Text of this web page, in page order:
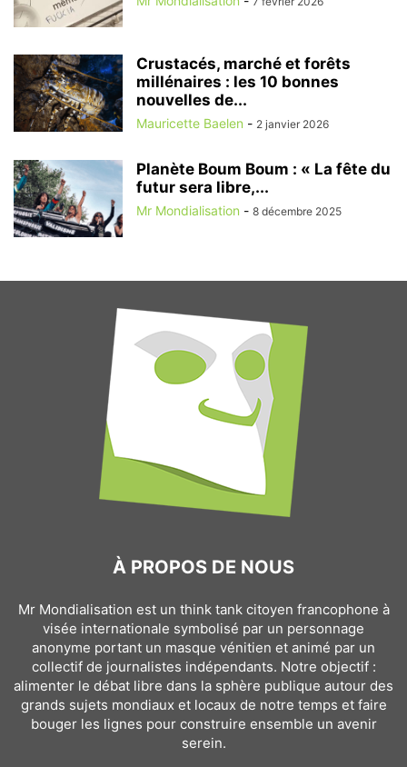
Crustacés, marché et forêts
millénaires : les 10 bonnes
nouvelles de...
Mauricette Baelen - 2 janvier 2026
Planète Boum Boum : « La fête du
futur sera libre,...
Mr Mondialisation - 8 décembre 2025
À PROPOS DE NOUS
Mr Mondialisation est un think tank citoyen francophone à
visée internationale symbolisé par un personnage
anonyme portant un masque vénitien et animé par un
collectif de journalistes indépendants. Notre objectif :
alimenter le débat libre dans la sphère publique autour des
grands sujets mondiaux et locaux de notre temps et faire
bouger les lignes pour construire ensemble un avenir
serein.